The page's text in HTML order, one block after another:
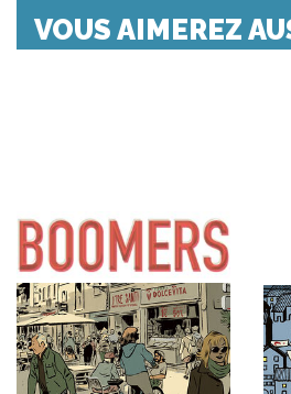
VOUS AIMEREZ